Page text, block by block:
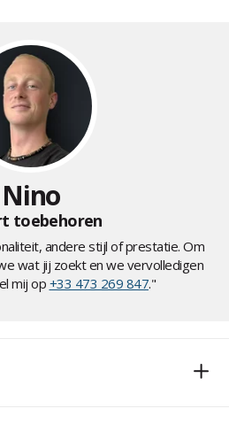
Nino
toebehoren
andere stijl of prestatie. Om
wat jij zoekt en we vervolledigen
mij op+33 473 269 847."